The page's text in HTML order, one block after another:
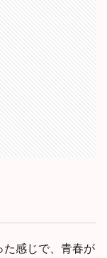
た感じで、青春が